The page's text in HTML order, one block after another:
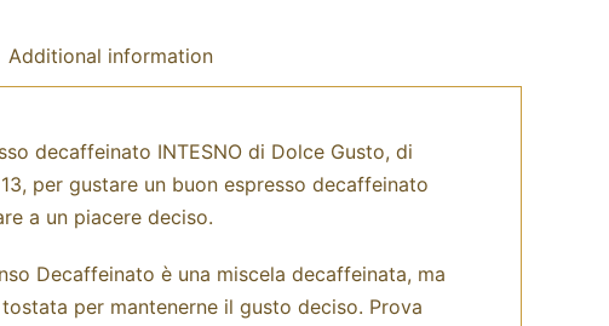
Additional information
decaffeinato INTESNO di Dolce Gusto, di
per gustare un buon espresso decaffeinato
a un piacere deciso.
Decaffeinato è una miscela decaffeinata, ma
per mantenerne il gusto deciso. Prova